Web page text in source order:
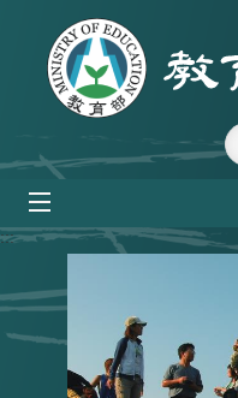
跳到主要內容區塊
:::